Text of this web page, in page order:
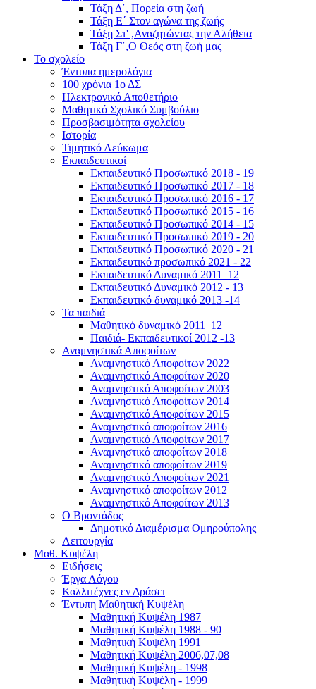
Τάξη Δ΄, Πορεία στη ζωή
Τάξη Ε΄ Στον αγώνα της ζωής
Τάξη Στ' ,Αναζητώντας την Αλήθεια
Τάξη Γ΄,Ο Θεός στη ζωή μας
Το σχολείο
Έντυπα ημερολόγια
100 χρόνια 1ο ΔΣ
Ηλεκτρονικό Αποθετήριο
Μαθητικό Σχολικό Συμβούλιο
Προσβασιμότητα σχολείου
Ιστορία
Τιμητικό Λεύκωμα
Εκπαιδευτικοί
Εκπαιδευτικό Προσωπικό 2018 - 19
Εκπαιδευτικό Προσωπικό 2017 - 18
Εκπαιδευτικό Προσωπικό 2016 - 17
Εκπαιδευτικό Προσωπικό 2015 - 16
Εκπαιδευτικό Προσωπικό 2014 - 15
Εκπαιδευτικό Προσωπικό 2019 - 20
Εκπαιδευτικό Προσωπικό 2020 - 21
Εκπαιδευτικό προσωπικό 2021 - 22
Εκπαιδευτικό Δυναμικό 2011_12
Εκπαιδευτικό Δυναμικό 2012 - 13
Εκπαιδευτικό δυναμικό 2013 -14
Τα παιδιά
Μαθητικό δυναμικό 2011_12
Παιδιά- Εκπαιδευτικοί 2012 -13
Αναμνηστικά Αποφοίτων
Αναμνηστικό Αποφοίτων 2022
Αναμνηστικό Αποφοίτων 2020
Αναμνηστικό Αποφοίτων 2003
Αναμνηστικό Αποφοίτων 2014
Αναμνηστικό Αποφοίτων 2015
Αναμνηστικό αποφοίτων 2016
Αναμνηστικό Αποφοίτων 2017
Αναμνηστικό αποφοίτων 2018
Αναμνηστικό αποφοίτων 2019
Αναμνηστικό Αποφοίτων 2021
Αναμνηστικό αποφοίτων 2012
Αναμνηστικό Αποφοίτων 2013
Ο Βροντάδος
Δημοτικό Διαμέρισμα Ομηρούπολης
Λειτουργία
Μαθ. Κυψέλη
Ειδήσεις
Έργα Λόγου
Καλλιτέχνες εν Δράσει
Έντυπη Μαθητική Κυψέλη
Μαθητική Κυψέλη 1987
Μαθητική Κυψέλη 1988 - 90
Μαθητική Κυψέλη 1991
Μαθητική Κυψέλη 2006,07,08
Μαθητική Κυψέλη - 1998
Μαθητική Κυψέλη - 1999